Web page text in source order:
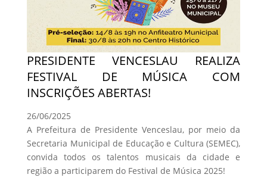
PRESIDENTE VENCESLAU REALIZA
FESTIVAL DE MÚSICA COM
INSCRIÇÕES ABERTAS!
26/06/2025
A Prefeitura de Presidente Venceslau, por meio da
Secretaria Municipal de Educação e Cultura (SEMEC),
convida todos os talentos musicais da cidade e
região a participarem do Festival de Música 2025!